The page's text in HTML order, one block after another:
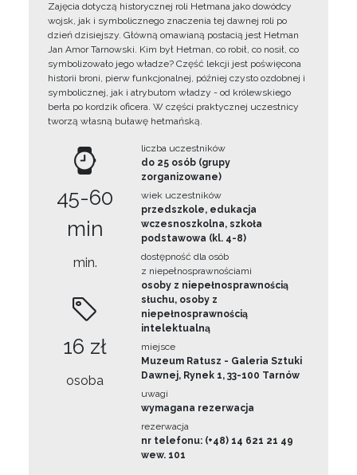
Zajęcia dotyczą historycznej roli Hetmana jako dowódcy
wojsk, jak i symbolicznego znaczenia tej dawnej roli po
dzień dzisiejszy. Główną omawianą postacią jest Hetman
Jan Amor Tarnowski. Kim był Hetman, co robił, co nosił, co
symbolizowało jego władze? Część lekcji jest poświęcona
historii broni, pierw funkcjonalnej, później czysto ozdobnej i
symbolicznej, jak i atrybutom władzy - od królewskiego
berła po kordzik oficera. W części praktycznej uczestnicy
tworzą własną buławę hetmańską.
45-60
min
min.
16 zł
osoba
liczba uczestników
do 25 osób (grupy
zorganizowane)
wiek uczestników
przedszkole, edukacja
wczesnoszkolna, szkoła
podstawowa (kl. 4-8)
dostępność dla osób
z niepełnosprawnościami
osoby z niepełnosprawnością
słuchu, osoby z
niepełnosprawnością
intelektualną
miejsce
Muzeum Ratusz - Galeria Sztuki
Dawnej, Rynek 1, 33-100 Tarnów
uwagi
wymagana rezerwacja
rezerwacja
nr telefonu: (+48) 14 621 21 49
wew. 101